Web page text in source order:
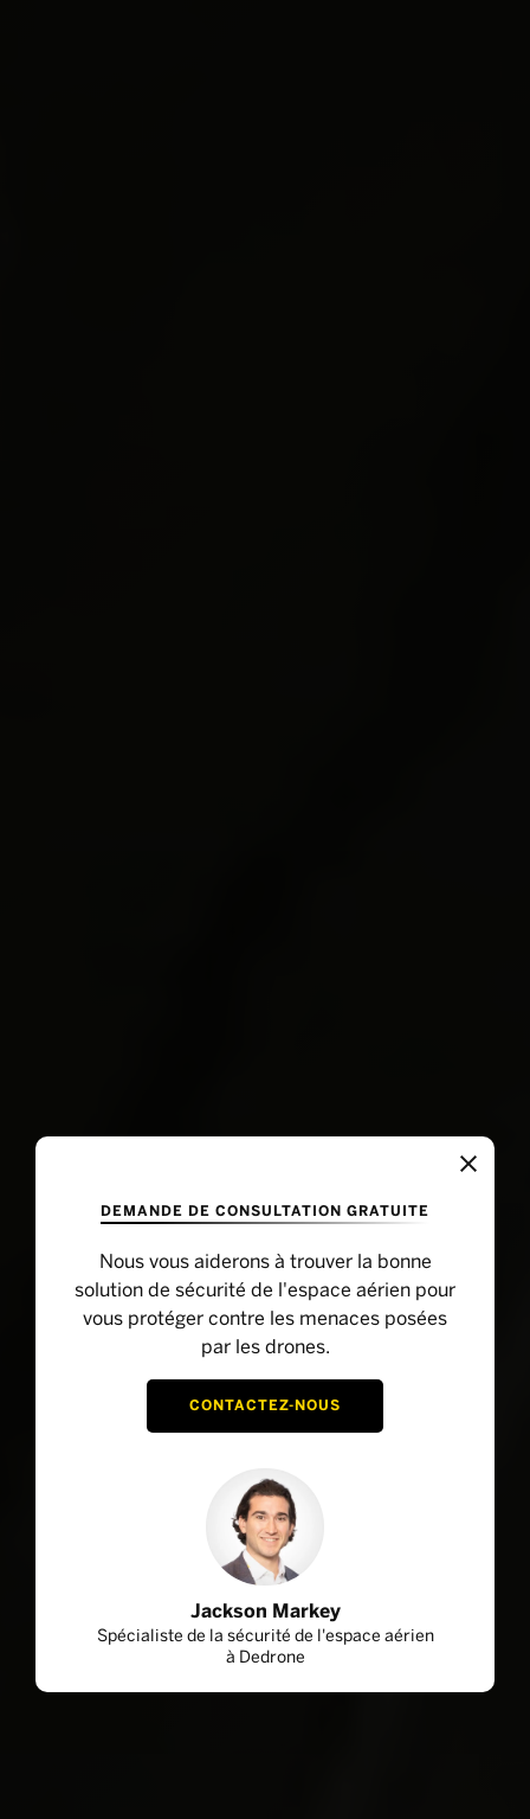
DEMANDE DE CONSULTATION GRATUITE
Nous vous aiderons à trouver la bonne
solution de sécurité de l'espace aérien pour
vous protéger contre les menaces posées
par les drones.
CONTACTEZ-NOUS
Jackson Markey
Spécialiste de la sécurité de l'espace aérien
à Dedrone